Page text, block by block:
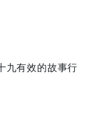
九有效的故事行